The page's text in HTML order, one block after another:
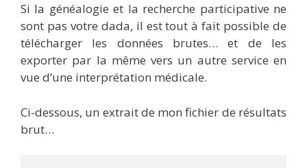
Si la généalogie et la recherche participative ne
sont pas votre dada, il est tout à fait possible de
télécharger les données brutes… et de les
exporter par la même vers un autre service en
vue d’une interprétation médicale.
Ci-dessous, un extrait de mon fichier de résultats
brut…